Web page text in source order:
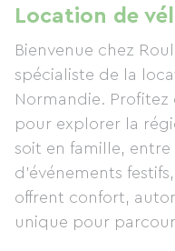
Location de
Bienvenue chez
spécialiste de la
Normandie.
pour explorer la
soit en famille,
d’événements
offrent confort,
unique pour